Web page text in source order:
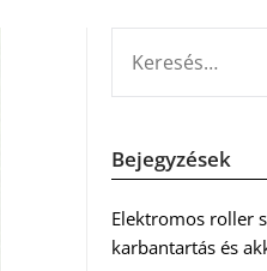
Bejegyzések
Elektromos roller
karbantartás és